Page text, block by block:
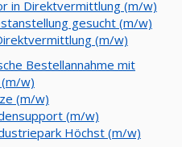
in Direktvermittlung (m/w)
gesucht (m/w)
(m/w)
Bestellannahme mit
w)
(m/w)
(m/w)
Höchst (m/w)